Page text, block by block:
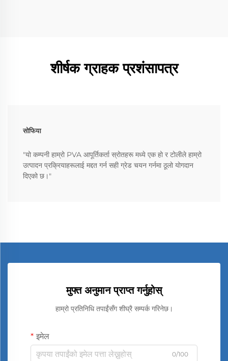
शीर्षक ग्राहक प्रशंसापत्र
सोफिया
"यो कम्पनी हाम्रो PVA आपूर्तिकर्ता स्रोतहरू मध्ये एक हो र टोलीले हाम्रो
उत्पादन प्रक्रियाहरूलाई मद्दत गर्न सही ग्रेड चयन गर्नमा ठूलो योगदान
दिएको छ।"
मुफ्त अनुमान प्राप्त गर्नुहोस्
हाम्रो प्रतिनिधि तपाईंसँग शीघ्रै सम्पर्क गरिनेछ।
इमेल
0/100